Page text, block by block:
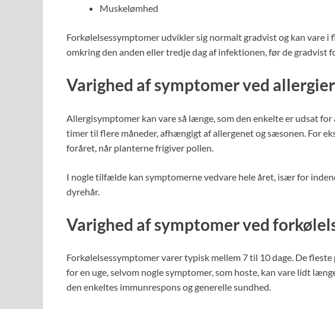
Muskelømhed
Forkølelsessymptomer udvikler sig normalt gradvist og kan vare i
omkring den anden eller tredje dag af infektionen, før de gradvist
Varighed af symptomer ved allergier
Allergisymptomer kan vare så længe, som den enkelte er udsat
timer til flere måneder, afhængigt af allergenet og sæsonen. For
foråret, når planterne frigiver pollen.
I nogle tilfælde kan symptomerne vedvare hele året, især for
dyrehår.
Varighed af symptomer ved
Forkølelsessymptomer varer typisk mellem 7 til 10 dage. De
for en uge, selvom nogle symptomer, som hoste, kan vare lidt
den enkeltes immunrespons og generelle sundhed.